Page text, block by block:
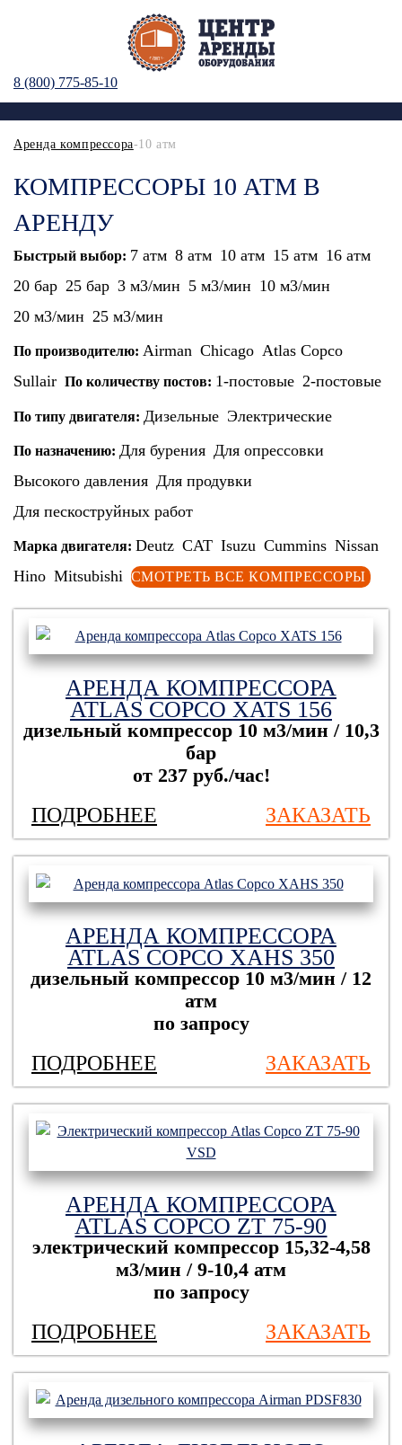
8 (800) 775-85-10
Аренда компрессора-10 атм
КОМПРЕССОРЫ 10 АТМ В
АРЕНДУ
Быстрый выбор: 7 атм 8 атм 10 атм 15 атм 16 атм
20 бар 25 бар 3 м3/мин 5 м3/мин 10 м3/мин
20 м3/мин 25 м3/мин
По производителю: Airman Chicago Atlas Copco
Sullair По количеству постов: 1-постовые 2-постовые
По типу двигателя: Дизельные Электрические
По назначению: Для бурения Для опрессовки
Высокого давления Для продувки
Для пескоструйных работ
Марка двигателя: Deutz CAT Isuzu Cummins Nissan
Hino Mitsubishi СМОТРЕТЬ ВСЕ КОМПРЕССОРЫ
АРЕНДА КОМПРЕССОРА
ATLAS COPCO XATS 156
дизельный компрессор 10 м3/мин / 10,3
бар
от 237 руб./час!
ПОДРОБНЕЕ ЗАКАЗАТЬ
АРЕНДА КОМПРЕССОРА
ATLAS COPCO XAHS 350
дизельный компрессор 10 м3/мин / 12
атм
по запросу
ПОДРОБНЕЕ ЗАКАЗАТЬ
АРЕНДА КОМПРЕССОРА
ATLAS COPCO ZT 75-90
электрический компрессор 15,32-4,58
м3/мин / 9-10,4 атм
по запросу
ПОДРОБНЕЕ ЗАКАЗАТЬ